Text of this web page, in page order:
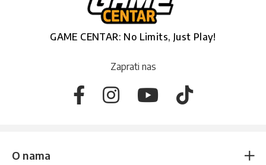
GAME CENTAR: No Limits, Just Play!
Zaprati nas
O nama